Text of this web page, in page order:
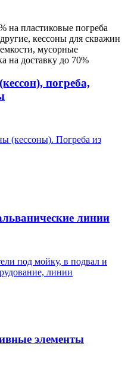
на пластиковые погреба
кессоны для скважин
мусорные
на доставку до 70%
погреба,
(кессоны). Погреба из
линии
под мойку, в подвал и
линии
элементы